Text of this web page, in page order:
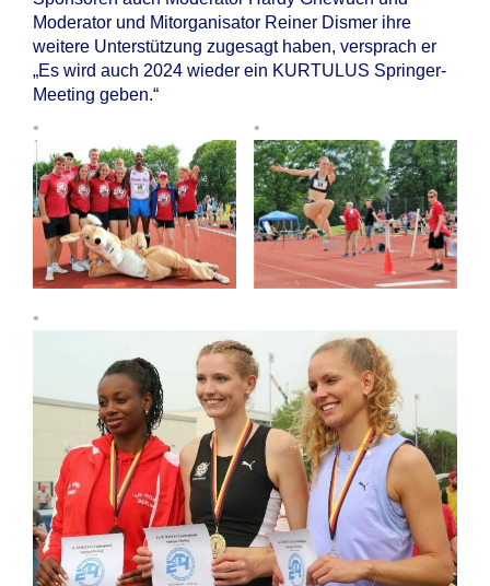
Moderator und Mitorganisator Reiner Dismer ihre
weitere Unterstützung zugesagt haben, versprach er
„Es wird auch 2024 wieder ein KURTULUS Springer-
Meeting geben.“